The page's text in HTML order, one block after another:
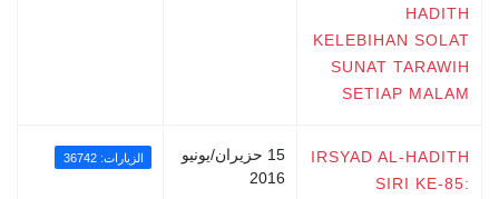
HADITH
KELEBIHAN SOLAT
SUNAT TARAWIH
SETIAP MALAM
IRSYAD AL-HADITH
SIRI KE-85:
15 حزيران/يونيو
2016
الزيارات: 36742